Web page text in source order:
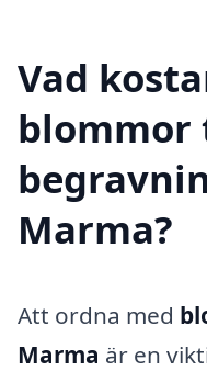
Vad
blommor
Marma?
Att ordna med
Marma är en